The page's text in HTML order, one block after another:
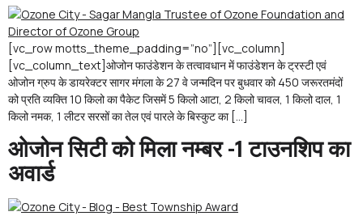
[vc_row motts_theme_padding=”no”][vc_column]
[vc_column_text]ओजोन फाउंडेशन के तत्वावधान में फाउंडेशन के ट्रस्टी एवं
ओजोन ग्रुप के डायरेक्टर सागर मंगला के 27 वे जन्मदिन पर बुधवार को 450 जरूरतमंदों
को प्रति व्यक्ति 10 किलो का पैकेट जिसमें 5 किलो आटा, 2 किलो चावल, 1 किलो दाल, 1
किलो नमक, 1 लीटर सरसों का तेल एवं पारले के बिस्कुट का […]
ओजोन सिटी को मिला नम्बर -1 टाउनशिप का
अवार्ड